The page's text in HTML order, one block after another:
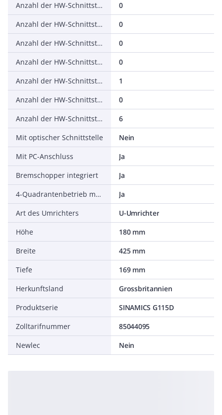
Anzahl der HW-Schnittstellen seriell RS-232
0
Anzahl der HW-Schnittstellen seriell RS-422
0
Anzahl der HW-Schnittstellen seriell RS-485
0
Anzahl der HW-Schnittstellen seriell TTY
0
Anzahl der HW-Schnittstellen USB
1
Anzahl der HW-Schnittstellen parallel
0
Anzahl der HW-Schnittstellen sonstige
6
Mit optischer Schnittstelle
Nein
Mit PC-Anschluss
Ja
Bremschopper integriert
Ja
4-Quadrantenbetrieb möglich
Ja
Art des Umrichters
U-Umrichter
Höhe
180 mm
Breite
425 mm
Tiefe
169 mm
Herkunftsland
Grossbritannien
Produktserie
SINAMICS G115D
Zolltarifnummer
85044095
Newlec
Nein